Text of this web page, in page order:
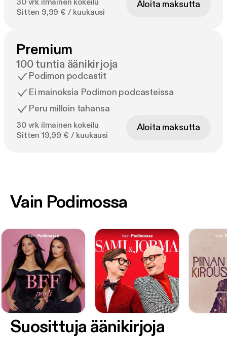
30 vrk ilmainen kokeilu
Sitten 9,99 € / kuukausi
Aloita maksutta
Premium
100 tuntia äänikirjoja
Podimon podcastit
Ei mainoksia Podimon podcasteissa
Peru milloin tahansa
30 vrk ilmainen kokeilu
Sitten 19,99 € / kuukausi
Aloita maksutta
Vain Podimossa
Suosittuja äänikirjoja